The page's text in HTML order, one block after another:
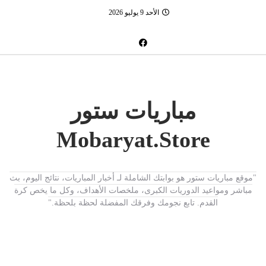
الأحد 9 يوليو 2026
مباريات ستور
Mobaryat.Store
"موقع مباريات ستور هو بوابتك الشاملة لـ أخبار المباريات، نتائج اليوم، بث
مباشر ومواعيد الدوريات الكبرى، ملخصات الأهداف، وكل ما يخص كرة
القدم. تابع نجومك وفرقك المفضلة لحظة بلحظة."